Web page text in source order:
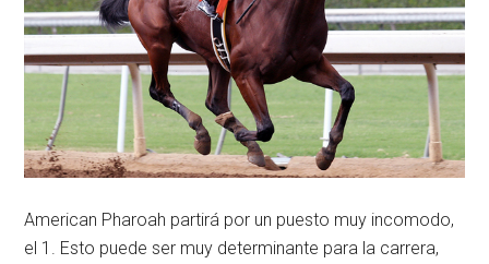
American Pharoah partirá por un puesto muy incomodo,
el 1. Esto puede ser muy determinante para la carrera,